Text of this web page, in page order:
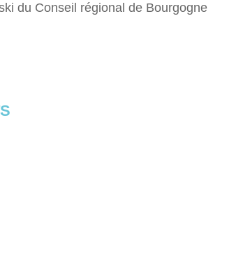
du Conseil régional de Bourgogne